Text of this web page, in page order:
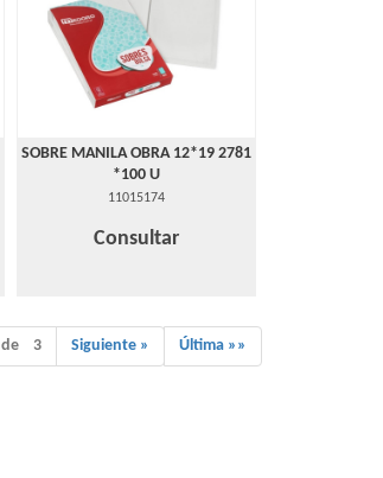
SOBRE MANILA OBRA 12*19 2781
*100 U
11015174
Consultar
de 3 Siguiente » Última »»